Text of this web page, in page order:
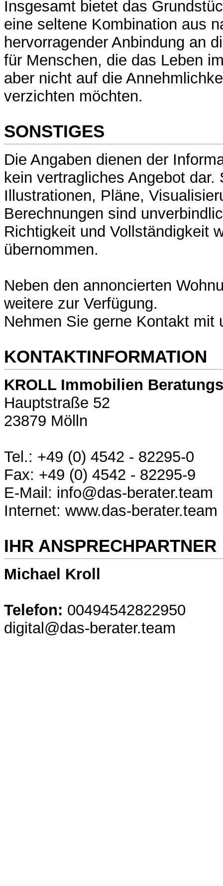
Insgesamt bietet das
eine seltene Kombination aus
hervorragender Anbindung an
für Menschen, die das Leben
aber nicht auf die
verzichten möchten.
SONSTIGES
Die Angaben dienen der
kein vertragliches Angebot dar.
Illustrationen, Pläne,
Berechnungen sind
Richtigkeit und Vollständigkeit
übernommen.
Neben den annoncierten
weitere zur Verfügung.
Nehmen Sie gerne Kontakt mit
KONTAKTINFORMATION
KROLL Immobilien
Hauptstraße 52
23879 Mölln
Tel.: +49 (0) 4542 - 82295-0
Fax: +49 (0) 4542 - 82295-9
E-Mail: info@das-berater.team
Internet: www.das-berater.team
IHR ANSPRECHPARTNER
Michael Kroll
Telefon: 00494542822950
digital@das-berater.team